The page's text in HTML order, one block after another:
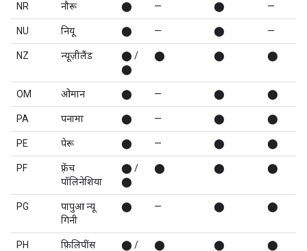
NR नौरू ⬤ — ⬤ —
NU नियू ⬤ — ⬤ —
NZ न्यूज़ीलैंड
⬤ /
⬤
⬤ ⬤ ⬤
OM ओमान ⬤ — ⬤ ⬤
PA पनामा ⬤ — ⬤ ⬤
PE पेरू ⬤ — ⬤ ⬤
PF
फ़्रेंच
पॉलिनेशिया
⬤ /
⬤
⬤ ⬤ ⬤
PG
पापुआ न्यू
गिनी
⬤ — ⬤ ⬤
PH फ़िलिपींस
⬤ /
⬤ ⬤ ⬤